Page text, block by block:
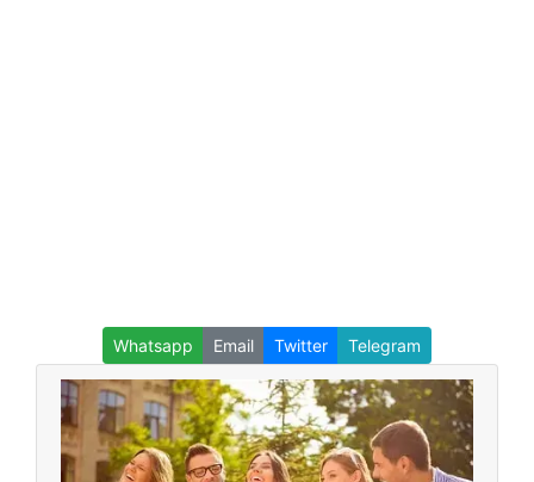
Whatsapp Email Twitter Telegram